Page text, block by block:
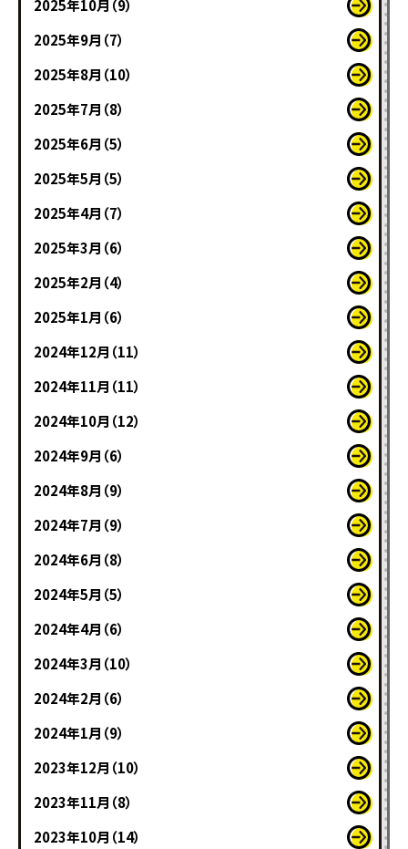
2025年10月（9）
2025年9月（7）
2025年8月（10）
2025年7月（8）
2025年6月（5）
2025年5月（5）
2025年4月（7）
2025年3月（6）
2025年2月（4）
2025年1月（6）
2024年12月（11）
2024年11月（11）
2024年10月（12）
2024年9月（6）
2024年8月（9）
2024年7月（9）
2024年6月（8）
2024年5月（5）
2024年4月（6）
2024年3月（10）
2024年2月（6）
2024年1月（9）
2023年12月（10）
2023年11月（8）
2023年10月（14）